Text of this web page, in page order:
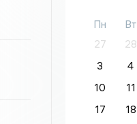
Пн Вт
27
28
3
4
10
11
17
18